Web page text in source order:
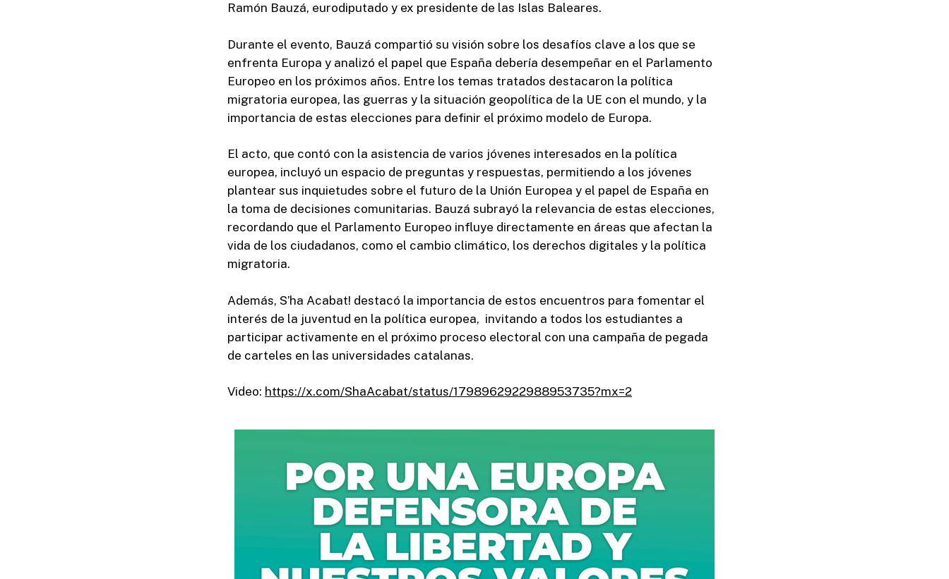
Ramón Bauzá, eurodiputado y ex presidente de las Islas Baleares.
Durante el evento, Bauzá compartió su visión sobre los desafíos clave a los que se
enfrenta Europa y analizó el papel que España debería desempeñar en el Parlamento
Europeo en los próximos años. Entre los temas tratados destacaron la política
migratoria europea, las guerras y la situación geopolítica de la UE con el mundo, y la
importancia de estas elecciones para definir el próximo modelo de Europa.
El acto, que contó con la asistencia de varios jóvenes interesados en la política
europea, incluyó un espacio de preguntas y respuestas, permitiendo a los jóvenes
plantear sus inquietudes sobre el futuro de la Unión Europea y el papel de España en
la toma de decisiones comunitarias. Bauzá subrayó la relevancia de estas elecciones,
recordando que el Parlamento Europeo influye directamente en áreas que afectan la
vida de los ciudadanos, como el cambio climático, los derechos digitales y la política
migratoria.
Además, S’ha Acabat! destacó la importancia de estos encuentros para fomentar el
interés de la juventud en la política europea, invitando a todos los estudiantes a
participar activamente en el próximo proceso electoral con una campaña de pegada
de carteles en las universidades catalanas.
Video: https://x.com/ShaAcabat/status/1798962922988953735?mx=2